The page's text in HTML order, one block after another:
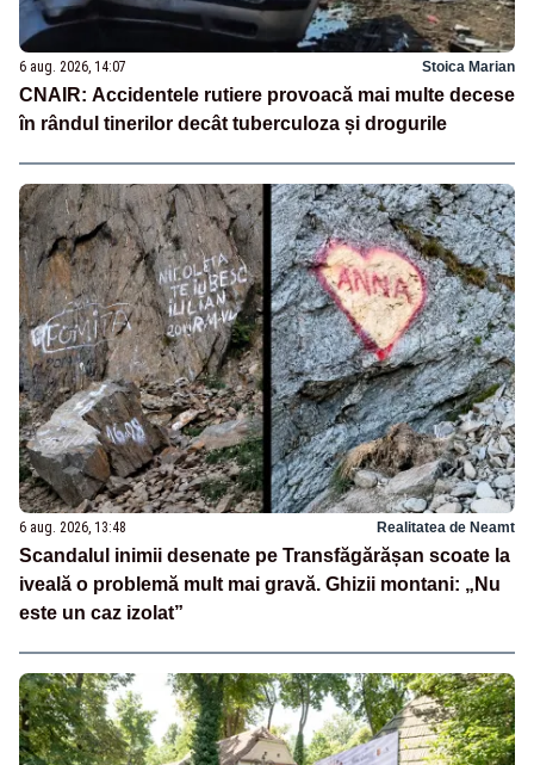
6 aug. 2026, 14:07 Stoica Marian
CNAIR: Accidentele rutiere provoacă mai multe decese
în rândul tinerilor decât tuberculoza și drogurile
6 aug. 2026, 13:48 Realitatea de Neamt
Scandalul inimii desenate pe Transfăgărășan scoate la
iveală o problemă mult mai gravă. Ghizii montani: „Nu
este un caz izolat”